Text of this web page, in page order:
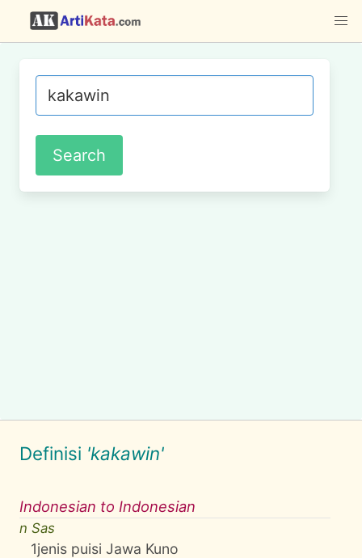
Definisi 'kakawin'
Indonesian to Indonesian
n Sas
1jenis puisi Jawa Kuno